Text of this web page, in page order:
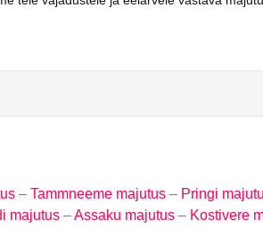
– Tammneeme majutus – Pringi
majutus –Assaku majutus – Kostivere